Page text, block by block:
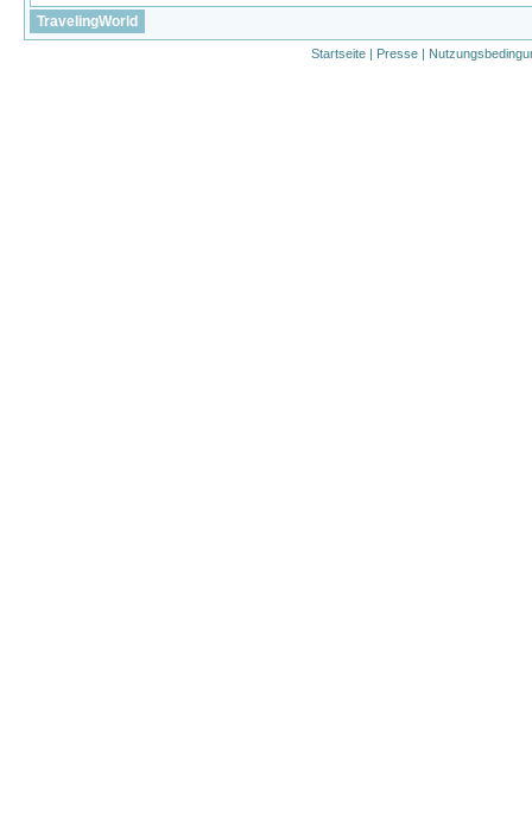
TravelingWorld
Startseite | Presse |